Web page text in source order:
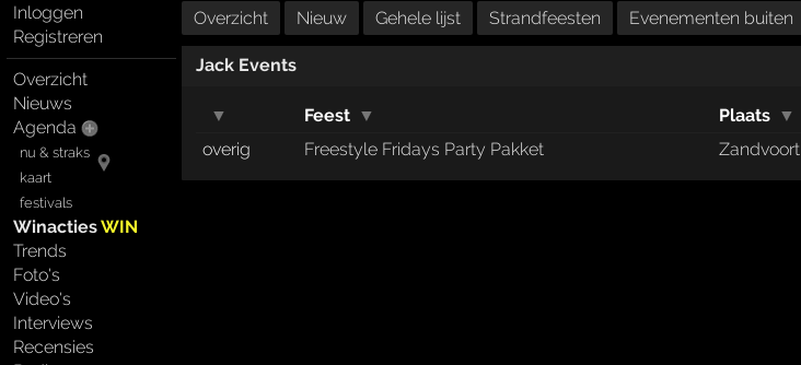
Inloggen
Registreren
Overzicht
Nieuws
Agenda
nu & straks
kaart
festivals
WinactiesWIN
Trends
Foto's
Video's
Interviews
Recensies
Overzicht Nieuw Gehele lijst Strandfeesten Evenementen buiten
Jack Events
▼ Feest ▼ Plaats ▼
overig
Freestyle Fridays Party Pakket Zandvoort